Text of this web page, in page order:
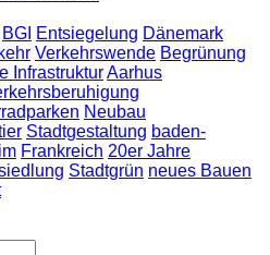
BGI Entsiegelung Dänemark
Verkehrswende Begrünung
InfrastrukturAarhus
Neubau
Stadtgestaltung baden-
Frankreich 20er Jahre
Stadtgrün neues Bauen